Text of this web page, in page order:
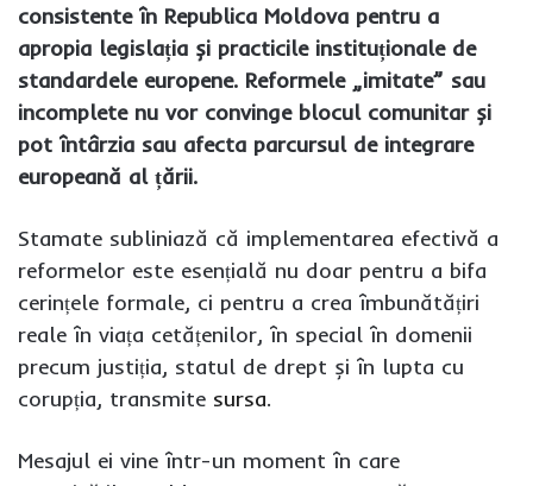
consistente în Republica Moldova pentru a
apropia legislația și practicile instituționale de
standardele europene. Reformele „imitate” sau
incomplete nu vor convinge blocul comunitar și
pot întârzia sau afecta parcursul de integrare
europeană al țării.
Stamate subliniază că implementarea efectivă a
reformelor este esențială nu doar pentru a bifa
cerințele formale, ci pentru a crea îmbunătățiri
reale în viața cetățenilor, în special în domenii
precum justiția, statul de drept și în lupta cu
corupția, transmite sursa.
Mesajul ei vine într-un moment în care